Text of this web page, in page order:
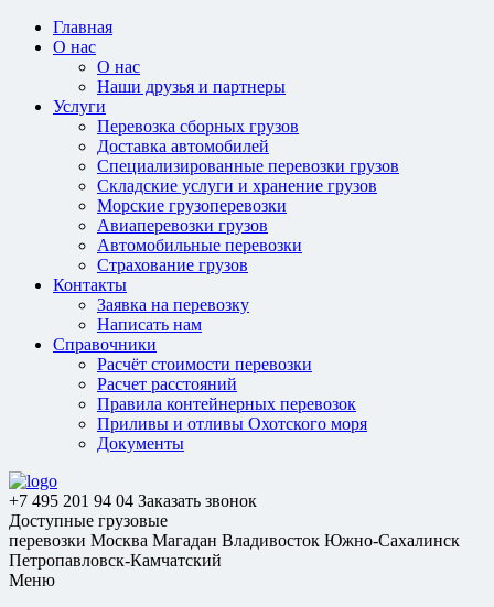
Главная
О нас
О нас
Наши друзья и партнеры
Услуги
Перевозка сборных грузов
Доставка автомобилей
Специализированные перевозки грузов
Складские услуги и хранение грузов
Морские грузоперевозки
Авиаперевозки грузов
Автомобильные перевозки
Страхование грузов
Контакты
Заявка на перевозку
Написать нам
Справочники
Расчёт стоимости перевозки
Расчет расстояний
Правила контейнерных перевозок
Приливы и отливы Охотского моря
Документы
+7 495 201 94 04 Заказать звонок
Доступные грузовые
перевозки Москва Магадан Владивосток Южно-Сахалинск
Петропавловск-Камчатский
Меню